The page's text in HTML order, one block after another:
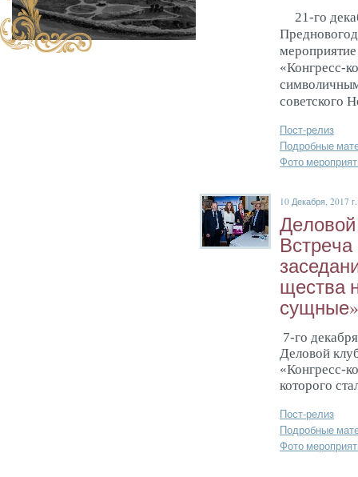
21-го
«Конгресс-
советского
Пост-релиз
Подробные
Фото
10 Декабря, 2017 г.
щес­тва
сущ­ные»
7-го
Деловой
«Конгресс-
которого
Пост-релиз
Подробные
Фото